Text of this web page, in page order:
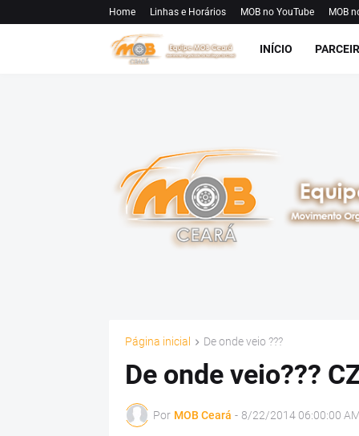
Home Linhas e Horários MOB no YouTube MOB
INÍCIO
Página inicial De onde veio ???
De onde veio???
Por MOB Ceará - 8/22/2014 06:00:00